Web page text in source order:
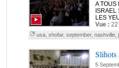
A TOUS
ISRAEL
LES
Vue :
usa, shofar, september, nashville,
Slihots
5